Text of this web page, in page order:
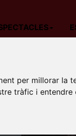
per millorar
tràfic i entendre